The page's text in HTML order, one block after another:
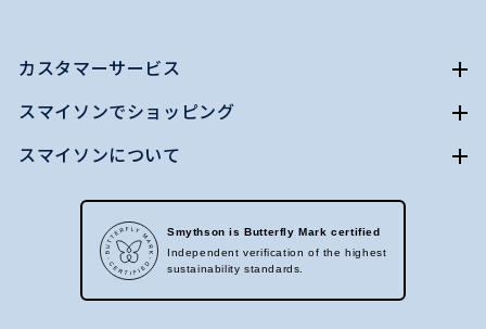
カスタマーサービス
スマイソンでショッピング
スマイソンについて
Smythson is Butterfly Mark certified
Independent verification of the highest
sustainability standards.